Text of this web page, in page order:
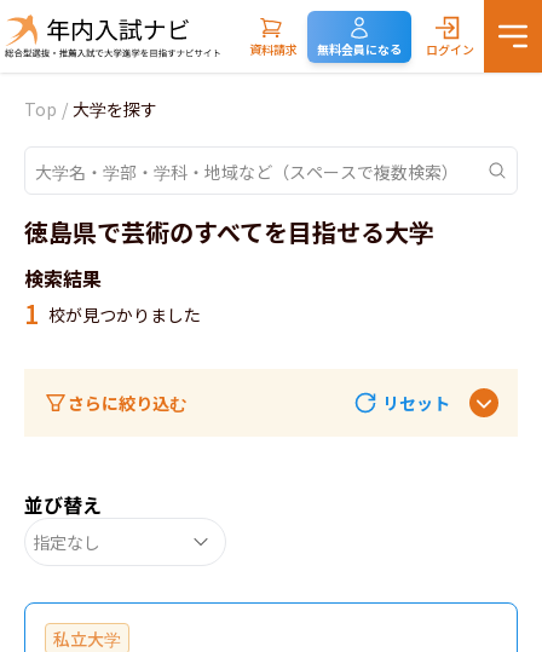
資料請求 無料会員になる ログイン
Top / 大学を探す
徳島県で芸術のすべてを目指せる大学
検索結果
1 校が見つかりました
さらに絞り込む リセット
並び替え
指定なし
私立大学